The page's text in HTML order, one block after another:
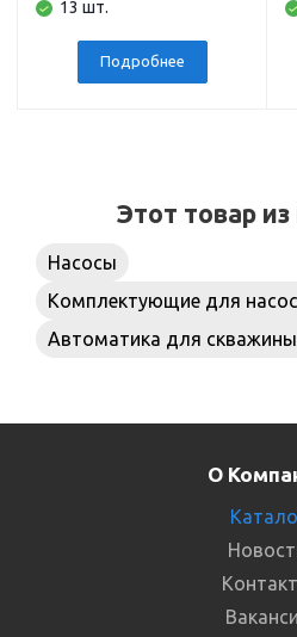
напольный,
подключение 1 дюйм
13 шт.
Подробнее
Этот товар
Насосы
Комплектующие для
Автоматика для
О